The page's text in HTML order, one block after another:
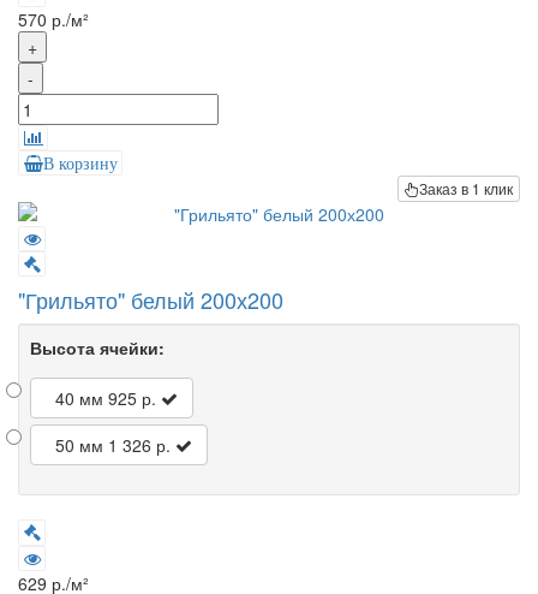
570 р./м²
+
-
В корзину
Заказ в 1 клик
"Грильято" белый 200х200
Высота ячейки:
40 мм 925 р.
50 мм 1 326 р.
629 р./м²